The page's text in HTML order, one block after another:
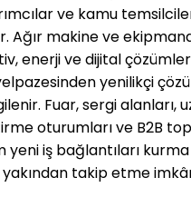
ve kamu
Ağır makine ve
enerji ve dijital
yenilikçi
Fuar, sergi alanları,
oturumları ve B2B
yeni iş bağlantıları
takip etme